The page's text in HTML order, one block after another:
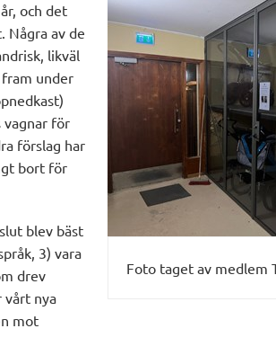
Foto taget av medlem
och det
Några av de
likväl
under
vagnar för
förslag har
bort för
blev bäst
3) vara
drev
vårt nya
mot